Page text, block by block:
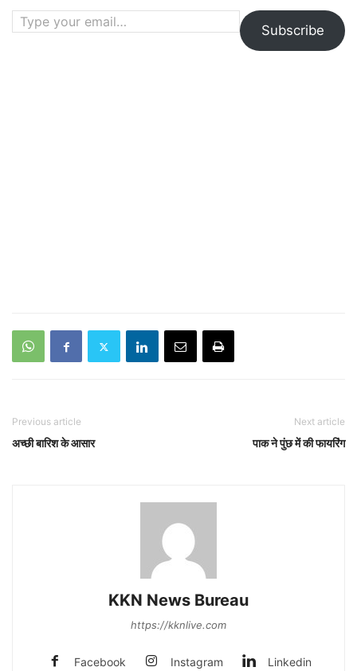
Type your email…
Subscribe
Previous article
अच्छी बारिश के आसार
Next article
पाक ने पुंछ में की फायरिंग
KKN News Bureau
https://kknlive.com
Facebook Instagram Linkedin